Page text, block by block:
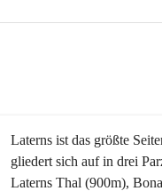
Laterns ist das größte
gliedert sich auf in drei
Laterns Thal (900m),